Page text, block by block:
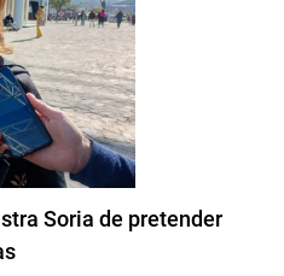
Soria de pretender